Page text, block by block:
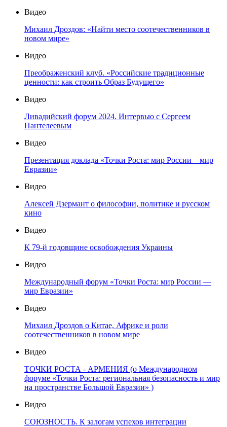
Видео
Михаил Дроздов: «Найти место соотечественников в
новом мире»
Видео
Преображенский клуб. «Российские традиционные
ценности: как строить Образ Будущего»
Видео
Ливадийский форум 2024. Интервью с Сергеем
Пантелеевым
Видео
Презентация доклада «Точки Роста: мир России – мир
Евразии»
Видео
Алексей Дзермант о философии, политике и русском
кино
Видео
К 79-й годовщине освобождения Украины
Видео
Международный форум «Точки Роста: мир России —
мир Евразии»
Видео
Михаил Дроздов о Китае, Африке и роли
соотечественников в новом мире
Видео
ТОЧКИ РОСТА - АРМЕНИЯ (о Международном
форуме «Точки Роста: региональная безопасность и мир
на пространстве Большой Евразии» )
Видео
СОЮЗНОСТЬ. К залогам успехов интеграции